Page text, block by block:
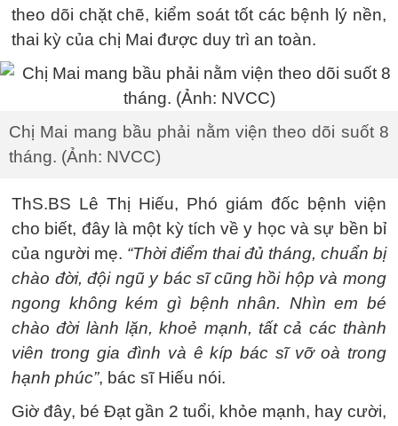
theo dõi chặt chẽ, kiểm soát tốt các bệnh lý nền,
thai kỳ của chị Mai được duy trì an toàn.
Chị Mai mang bầu phải nằm viện theo dõi suốt 8
tháng. (Ảnh: NVCC)
ThS.BS Lê Thị Hiếu, Phó giám đốc bệnh viện
cho biết, đây là một kỳ tích về y học và sự bền bỉ
của người mẹ. “Thời điểm thai đủ tháng, chuẩn bị
chào đời, đội ngũ y bác sĩ cũng hồi hộp và mong
ngong không kém gì bệnh nhân. Nhìn em bé
chào đời lành lặn, khoẻ mạnh, tất cả các thành
viên trong gia đình và ê kíp bác sĩ vỡ oà trong
hạnh phúc”, bác sĩ Hiếu nói.
Giờ đây, bé Đạt gần 2 tuổi, khỏe mạnh, hay cười,